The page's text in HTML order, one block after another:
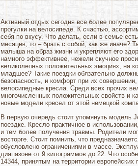
Активный отдых сегодня все более
прогулки на велосипеде. К счастью,
себя по вкусу. Что делать, если в семье
месяцев, то – брать с собой, как же иначе?
малыша на образ жизни и укрепляют его
намного эффективнее, нежели скучное
великолепных положительных эмоциях, на
младшее? Такие поездки обязательно
безопасность, и комфорт при их
велосипедные кресла. Среди всех прочих
многочисленных положительных свойств и
новые модели кресел от этой немецкой
В первую очередь стоит упомянуть модель
поездке. Кресло практичное в
и тем более получения травмы. Родители
восторге. Стоит помнить, что
обусловлено ограничениями в массе.
диапазоне от 9 килограммов до 22. Что
14344, принятым на территории